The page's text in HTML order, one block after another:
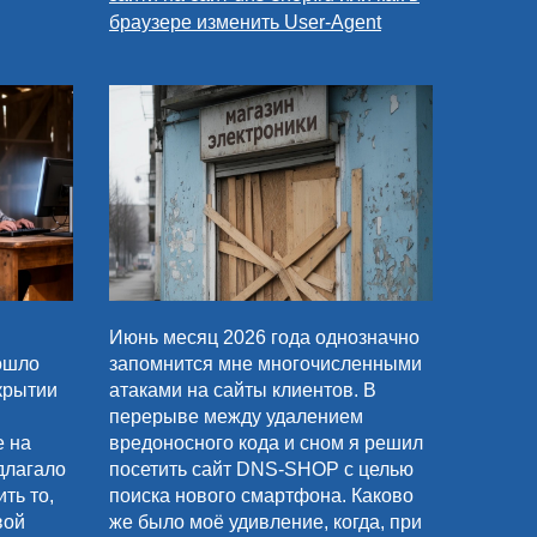
на
то,
браузере изменить User-Agent
Июнь месяц 2026 года однозначно
запомнится мне многочисленными
атаками на сайты клиентов. В
перерыве между удалением
вредоносного кода и сном я решил
посетить сайт DNS-SHOP с целью
поиска нового смартфона. Каково
же было моё удивление, когда, при